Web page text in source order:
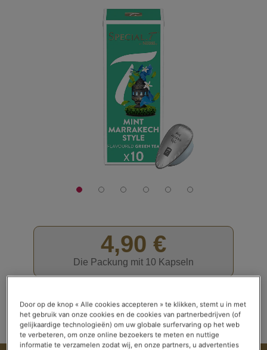
4,90 €
Die Packung mit 10 Kapseln
Auf Lager
Door op de knop « Alle cookies accepteren » te klikken, stemt u in met
het gebruik van onze cookies en de cookies van partnerbedrijven (of
gelijkaardige technologieën) om uw globale surfervaring op het web
te verbeteren, om onze online bezoekers te meten en nuttige
informatie te verzamelen zodat wij, en onze partners, u advertenties